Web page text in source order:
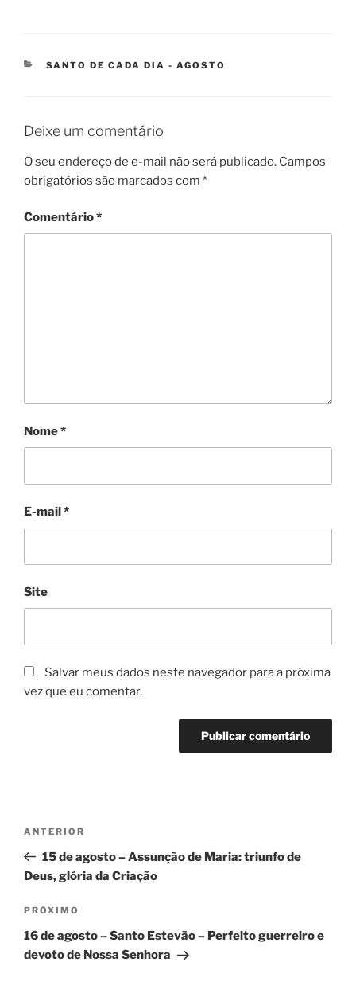
SANTO DE CADA DIA - AGOSTO
Deixe um comentário
O seu endereço de e-mail não será publicado. Campos
obrigatórios são marcados com *
Comentário*
Nome*
E-mail *
Site
Salvar meus dados neste navegador para a próxima
vez que eu comentar.
ANTERIOR
15 de agosto – Assunção de Maria: triunfo de
Deus, glória da Criação
PRÓXIMO
16 de agosto – Santo Estevão – Perfeito guerreiro e
devoto de Nossa Senhora